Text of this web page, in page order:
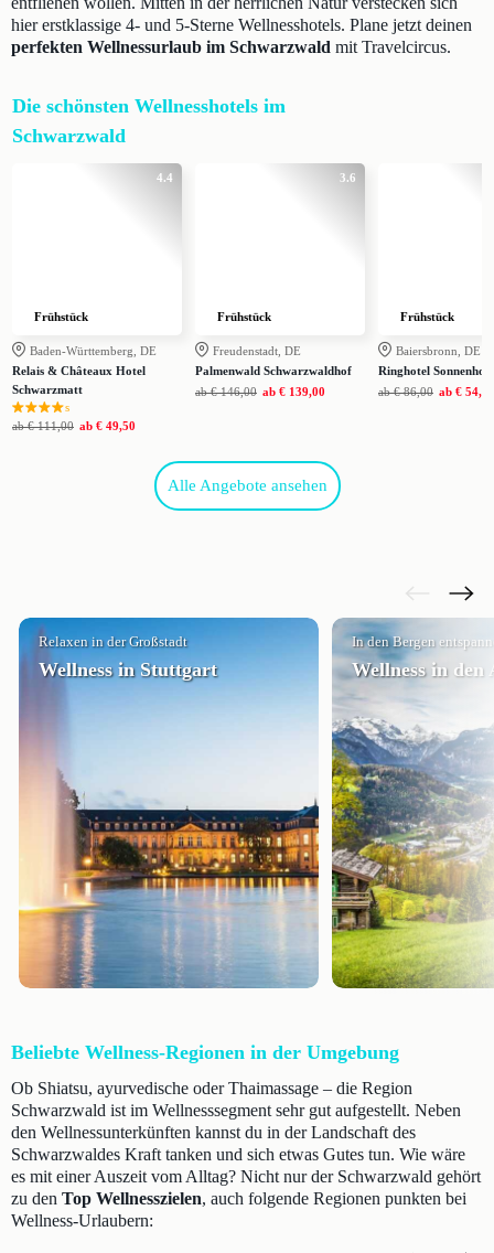
hier erstklassige 4- und 5-Sterne Wellnesshotels. Plane jetzt deinen
perfekten Wellnessurlaub im Schwarzwald mit Travelcircus.
Die schönsten Wellnesshotels im
Schwarzwald
4.4
Frühstück
Baden-Württemberg, DE
Relais & Châteaux Hotel
Schwarzmatt
s
ab € 111,00 ab € 49,50
3.6
Frühstück
Freudenstadt, DE
Palmenwald Schwarzwaldhof
ab € 146,00 ab € 139,00
Frühstück
Baiersbronn, DE
Ringhotel Sonnenhof
ab € 86,00 ab € 54,50
Alle Angebote ansehen
Relaxen in der Großstadt
Wellness in Stuttgart
In den Bergen
Wellness in den
Beliebte Wellness-Regionen in der Umgebung
Ob Shiatsu, ayurvedische oder Thaimassage – die Region
Schwarzwald ist im Wellnesssegment sehr gut aufgestellt. Neben
den Wellnessunterkünften kannst du in der Landschaft des
Schwarzwaldes Kraft tanken und sich etwas Gutes tun. Wie wäre
es mit einer Auszeit vom Alltag? Nicht nur der Schwarzwald gehört
zu den Top Wellnesszielen, auch folgende Regionen punkten bei
Wellness-Urlaubern: